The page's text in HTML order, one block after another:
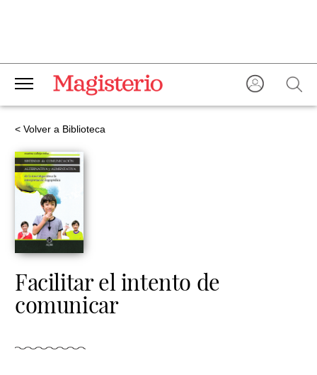
< Volver a Biblioteca
Facilitar el intento de
comunicar